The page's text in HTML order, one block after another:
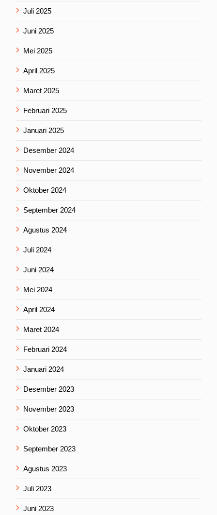
Juli 2025
Juni 2025
Mei 2025
April 2025
Maret 2025
Februari 2025
Januari 2025
Desember 2024
November 2024
Oktober 2024
September 2024
Agustus 2024
Juli 2024
Juni 2024
Mei 2024
April 2024
Maret 2024
Februari 2024
Januari 2024
Desember 2023
November 2023
Oktober 2023
September 2023
Agustus 2023
Juli 2023
Juni 2023